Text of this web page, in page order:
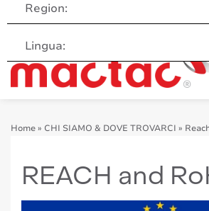
Region:
Lingua:
Servizio clienti
Home» CHI SIAMO & DOVE TROVARCI »
REACH and